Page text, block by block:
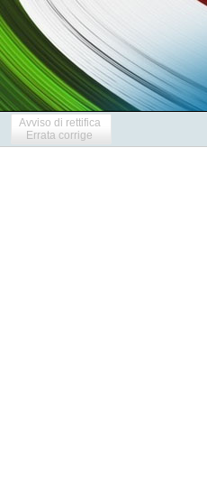
Avviso di rettifica
Errata corrige